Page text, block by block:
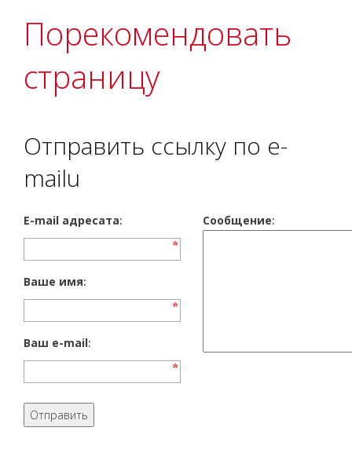
Порекомендовать
страницу
Отправить ссылку по e-
mailu
E-mail адресата: Сообщение:
Ваше имя:
Ваш e-mail: